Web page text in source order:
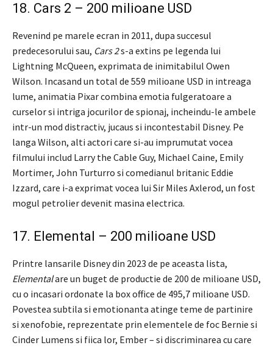
18. Cars 2 – 200 milioane USD
Revenind pe marele ecran in 2011, dupa succesul
predecesorului sau, Cars 2s-a extins pe legenda lui
Lightning McQueen, exprimata de inimitabilul Owen
Wilson. Incasand un total de 559 milioane USD in intreaga
lume, animatia Pixar combina emotia fulgeratoare a
curselor si intriga jocurilor de spionaj, incheindu-le ambele
intr-un mod distractiv, jucaus si incontestabil Disney. Pe
langa Wilson, alti actori care si-au imprumutat vocea
filmului includ Larry the Cable Guy, Michael Caine, Emily
Mortimer, John Turturro si comedianul britanic Eddie
Izzard, care i-a exprimat vocea lui Sir Miles Axlerod, un fost
mogul petrolier devenit masina electrica.
17. Elemental – 200 milioane USD
Printre lansarile Disney din 2023 de pe aceasta lista,
Elementalare un buget de productie de 200 de milioane USD,
cu o incasari ordonate la box office de 495,7 milioane USD.
Povestea subtila si emotionanta atinge teme de partinire
si xenofobie, reprezentate prin elementele de foc Bernie si
Cinder Lumens si fiica lor, Ember – si discriminarea cu care